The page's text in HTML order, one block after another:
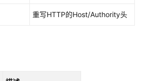
重写HTTP的Host/Authority头